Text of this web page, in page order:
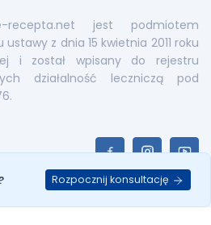
Rozpocznij konsultację
recepta.net jest podmiotem
z dnia 15 kwietnia 2011 roku
i został wpisany do rejestru
działalność leczniczą pod
Rights Reserved |Mapa serwisu